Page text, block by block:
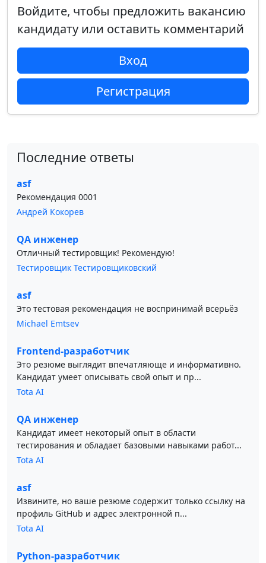
Войдите, чтобы предложить вакансию
кандидату или оставить комментарий
Вход
Регистрация
Последние ответы
asf
Рекомендация 0001
Андрей Кокорев
QA инженер
Отличный тестировщик! Рекомендую!
Тестировщик Тестировщиковский
asf
Это тестовая рекомендация не воспринимай всерьёз
Michael Emtsev
Frontend-разработчик
Это резюме выглядит впечатляюще и информативно.
Кандидат умеет описывать свой опыт и пр...
Tota AI
QA инженер
Кандидат имеет некоторый опыт в области
тестирования и обладает базовыми навыками работ...
Tota AI
asf
Извините, но ваше резюме содержит только ссылку на
профиль GitHub и адрес электронной п...
Tota AI
Python-разработчик